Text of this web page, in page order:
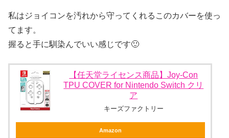
私はジョイコンを汚れから守ってくれるこのカバーを使っ
てます。
握ると手に馴染んでいい感じです🙂
【任天堂ライセンス商品】Joy-Con
TPU COVER for Nintendo Switch クリ
ア
キーズファクトリー
Amazon